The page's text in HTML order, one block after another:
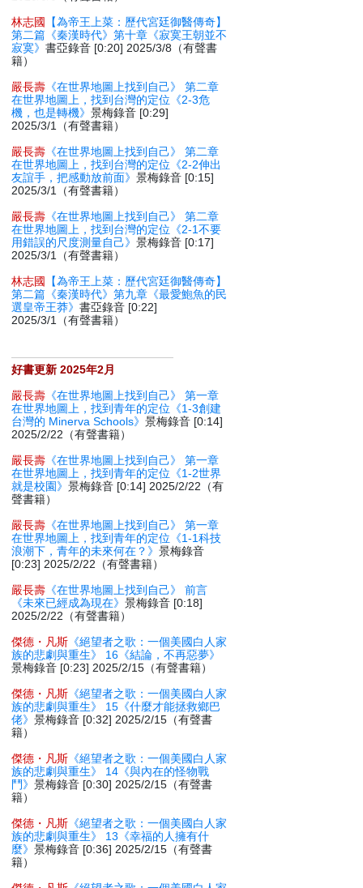
林志國
【為帝王上菜：歷代宮廷御醫傳奇】
第二篇《秦漢時代》第十章《寂寞王朝並不
寂寞》書亞錄音 [0:20] 2025/3/8（有聲書
籍）
嚴長壽 《在世界地圖上找到自己》 第二章
在世界地圖上，找到台灣的定位《2-3危
機，也是轉機》景梅錄音 [0:29]
2025/3/1（有聲書籍）
嚴長壽 《在世界地圖上找到自己》 第二章
在世界地圖上，找到台灣的定位《2-2伸出
友誼手，把感動放前面》景梅錄音 [0:15]
2025/3/1（有聲書籍）
嚴長壽 《在世界地圖上找到自己》 第二章
在世界地圖上，找到台灣的定位《2-1不要
用錯誤的尺度測量自己》景梅錄音 [0:17]
2025/3/1（有聲書籍）
林志國
【為帝王上菜：歷代宮廷御醫傳奇】
第二篇《秦漢時代》第九章《最愛鮑魚的民
選皇帝王莽》書亞錄音 [0:22]
2025/3/1（有聲書籍）
好書更新 2025年2月
嚴長壽 《在世界地圖上找到自己》 第一章
在世界地圖上，找到青年的定位《1-3創建
台灣的 Minerva Schools》景梅錄音 [0:14]
2025/2/22（有聲書籍）
嚴長壽 《在世界地圖上找到自己》 第一章
在世界地圖上，找到青年的定位《1-2世界
就是校園》景梅錄音 [0:14] 2025/2/22（有
聲書籍）
嚴長壽 《在世界地圖上找到自己》 第一章
在世界地圖上，找到青年的定位《1-1科技
浪潮下，青年的未來何在？》景梅錄音
[0:23] 2025/2/22（有聲書籍）
嚴長壽 《在世界地圖上找到自己》 前言
《未來已經成為現在》景梅錄音 [0:18]
2025/2/22（有聲書籍）
傑德・凡斯 《絕望者之歌：一個美國白人家
族的悲劇與重生》 16《結論，不再惡夢》
景梅錄音 [0:23] 2025/2/15（有聲書籍）
傑德・凡斯 《絕望者之歌：一個美國白人家
族的悲劇與重生》 15《什麼才能拯救鄉巴
佬》景梅錄音 [0:32] 2025/2/15（有聲書
籍）
傑德・凡斯 《絕望者之歌：一個美國白人家
族的悲劇與重生》 14《與內在的怪物戰
鬥》景梅錄音 [0:30] 2025/2/15（有聲書
籍）
傑德・凡斯 《絕望者之歌：一個美國白人家
族的悲劇與重生》 13《幸福的人擁有什
麼》景梅錄音 [0:36] 2025/2/15（有聲書
籍）